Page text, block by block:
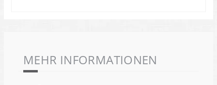
MEHR INFORMATIONEN